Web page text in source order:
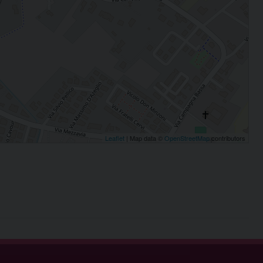
Leaflet | Map data © OpenStreetMap contributors